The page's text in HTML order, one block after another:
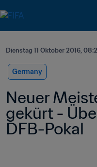
Dienstag 11 Oktober 2016,
Germany
Neuer
gekürt -
DFB-Pokal